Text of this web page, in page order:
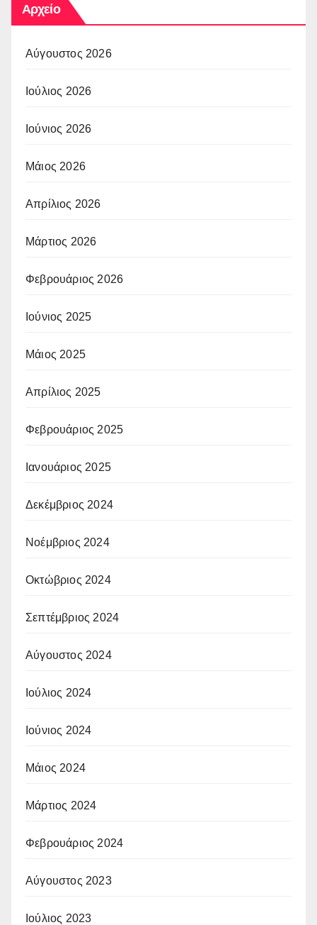
Αρχείο
Αύγουστος 2026
Ιούλιος 2026
Ιούνιος 2026
Μάιος 2026
Απρίλιος 2026
Μάρτιος 2026
Φεβρουάριος 2026
Ιούνιος 2025
Μάιος 2025
Απρίλιος 2025
Φεβρουάριος 2025
Ιανουάριος 2025
Δεκέμβριος 2024
Νοέμβριος 2024
Οκτώβριος 2024
Σεπτέμβριος 2024
Αύγουστος 2024
Ιούλιος 2024
Ιούνιος 2024
Μάιος 2024
Μάρτιος 2024
Φεβρουάριος 2024
Αύγουστος 2023
Ιούλιος 2023